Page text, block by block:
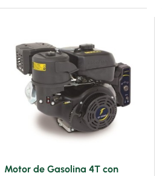
Motor de Gasolina 4T con